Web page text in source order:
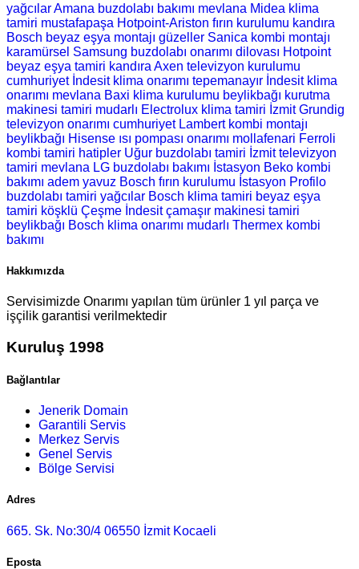
yağcılar Amana buzdolabı bakımı mevlana Midea klima
tamiri mustafapaşa Hotpoint-Ariston fırın kurulumu kandıra
Bosch beyaz eşya montajı güzeller Sanica kombi montajı
karamürsel Samsung buzdolabı onarımı dilovası Hotpoint
beyaz eşya tamiri kandıra Axen televizyon kurulumu
cumhuriyet İndesit klima onarımı tepemanayır İndesit klima
onarımı mevlana Baxi klima kurulumu beylikbağı kurutma
makinesi tamiri mudarlı Electrolux klima tamiri İzmit Grundig
televizyon onarımı cumhuriyet Lambert kombi montajı
beylikbağı Hisense ısı pompası onarımı mollafenari Ferroli
kombi tamiri hatipler Uğur buzdolabı tamiri İzmit televizyon
tamiri mevlana LG buzdolabı bakımı İstasyon Beko kombi
bakımı adem yavuz Bosch fırın kurulumu İstasyon Profilo
buzdolabı tamiri yağcılar Bosch klima tamiri beyaz eşya
tamiri köşklü Çeşme İndesit çamaşır makinesi tamiri
beylikbağı Bosch klima onarımı mudarlı Thermex kombi
bakımı
Hakkımızda
Servisimizde Onarımı yapılan tüm ürünler 1 yıl parça ve
işçilik garantisi verilmektedir
Kuruluş 1998
Bağlantılar
Jenerik Domain
Garantili Servis
Merkez Servis
Genel Servis
Bölge Servisi
Adres
665. Sk. No:30/4 06550 İzmit Kocaeli
Eposta